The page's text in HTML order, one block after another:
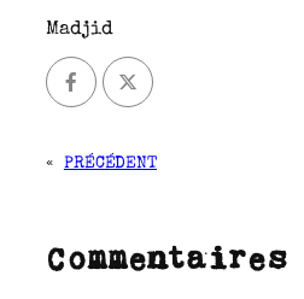
Madjid
« PRÉCÉDENT
Commentaires